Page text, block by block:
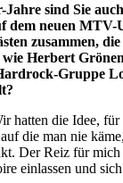
sind Sie
dem neuen
zusammen,
Herbert
Gruppe
hatten die Idee,
die man nie
Der Reiz für mich
einlassen und